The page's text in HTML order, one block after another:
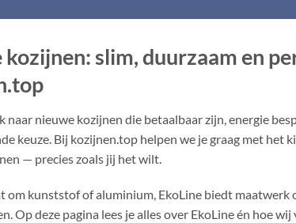
kozijnen: slim, duurzaam en
naar nieuwe kozijnen die betaalbaar zijn, energie
keuze. Bij kozijnen.top helpen we je graag met het
— precies zoals jij het wilt.
om kunststof of aluminium, EkoLine biedt
Op deze pagina lees je alles over EkoLine én hoe